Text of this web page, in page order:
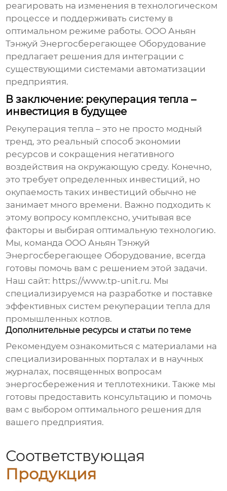
реагировать на изменения в технологическом
процессе и поддерживать систему в
оптимальном режиме работы. ООО Аньян
Тэнжуй Энергосберегающее Оборудование
предлагает решения для интеграции с
существующими системами автоматизации
предприятия.
В заключение: рекуперация тепла –
инвестиция в будущее
Рекуперация тепла – это не просто модный
тренд, это реальный способ экономии
ресурсов и сокращения негативного
воздействия на окружающую среду. Конечно,
это требует определенных инвестиций, но
окупаемость таких инвестиций обычно не
занимает много времени. Важно подходить к
этому вопросу комплексно, учитывая все
факторы и выбирая оптимальную технологию.
Мы, команда ООО Аньян Тэнжуй
Энергосберегающее Оборудование, всегда
готовы помочь вам с решением этой задачи.
Наш сайт: https://www.tp-unit.ru. Мы
специализируемся на разработке и поставке
эффективных систем рекуперации тепла для
промышленных котлов.
Дополнительные ресурсы и статьи по теме
Рекомендуем ознакомиться с материалами на
специализированных порталах и в научных
журналах, посвященных вопросам
энергосбережения и теплотехники. Также мы
готовы предоставить консультацию и помочь
вам с выбором оптимального решения для
вашего предприятия.
Соответствующая
Продукция